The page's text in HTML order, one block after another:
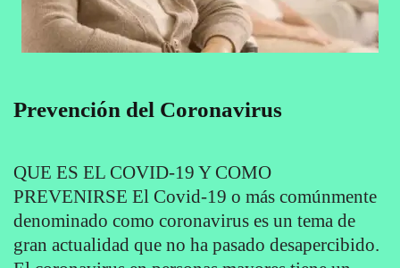
Prevención del Coronavirus
QUE ES EL COVID-19 Y COMO
PREVENIRSE El Covid-19 o más comúnmente
denominado como coronavirus es un tema de
gran actualidad que no ha pasado desapercibido.